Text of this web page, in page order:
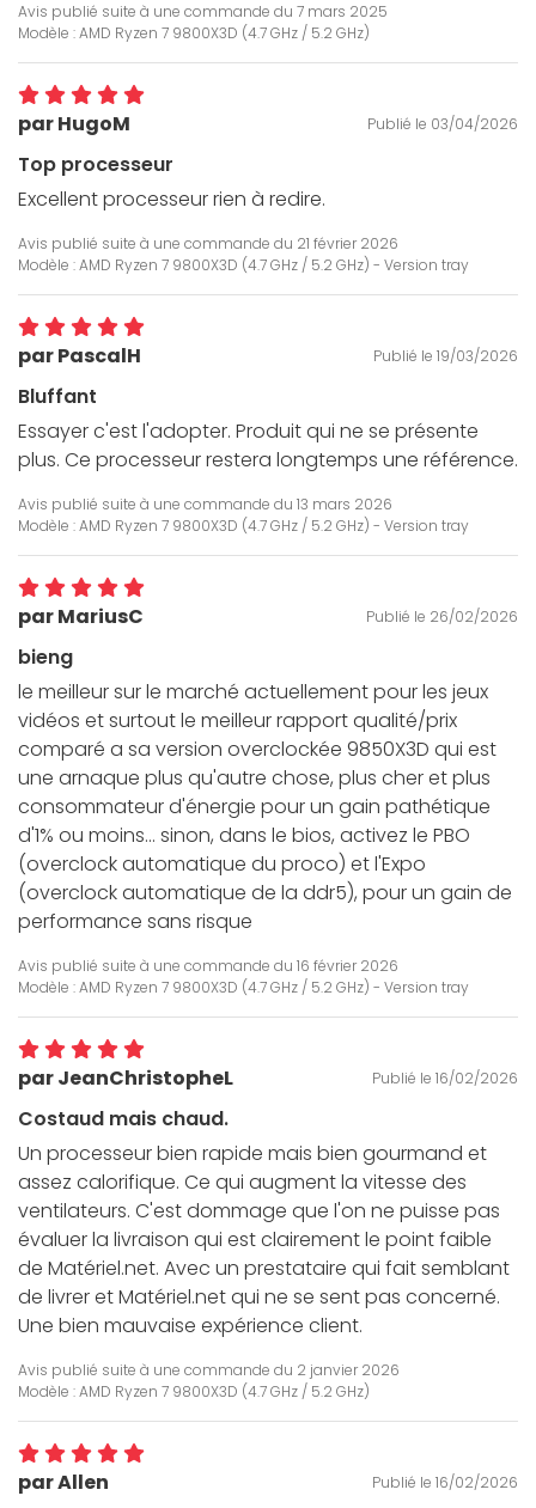
Avis publié suite à une commande du 7 mars 2025
Modèle : AMD Ryzen 7 9800X3D (4.7 GHz / 5.2 GHz)
par HugoM Publié le 03/04/2026
Top processeur
Excellent processeur rien à redire.
Avis publié suite à une commande du 21 février 2026
Modèle : AMD Ryzen 7 9800X3D (4.7 GHz / 5.2 GHz) - Version tray
par PascalH Publié le 19/03/2026
Bluffant
Essayer c'est l'adopter. Produit qui ne se présente
plus. Ce processeur restera longtemps une référence.
Avis publié suite à une commande du 13 mars 2026
Modèle : AMD Ryzen 7 9800X3D (4.7 GHz / 5.2 GHz) - Version tray
par MariusC Publié le 26/02/2026
bieng
le meilleur sur le marché actuellement pour les jeux
vidéos et surtout le meilleur rapport qualité/prix
comparé a sa version overclockée 9850X3D qui est
une arnaque plus qu'autre chose, plus cher et plus
consommateur d'énergie pour un gain pathétique
d'1% ou moins... sinon, dans le bios, activez le PBO
(overclock automatique du proco) et l'Expo
(overclock automatique de la ddr5), pour un gain de
performance sans risque
Avis publié suite à une commande du 16 février 2026
Modèle : AMD Ryzen 7 9800X3D (4.7 GHz / 5.2 GHz) - Version tray
par JeanChristopheL Publié le 16/02/2026
Costaud mais chaud.
Un processeur bien rapide mais bien gourmand et
assez calorifique. Ce qui augment la vitesse des
ventilateurs. C'est dommage que l'on ne puisse pas
évaluer la livraison qui est clairement le point faible
de Matériel.net. Avec un prestataire qui fait semblant
de livrer et Matériel.net qui ne se sent pas concerné.
Une bien mauvaise expérience client.
Avis publié suite à une commande du 2 janvier 2026
Modèle : AMD Ryzen 7 9800X3D (4.7 GHz / 5.2 GHz)
par Allen Publié le 16/02/2026